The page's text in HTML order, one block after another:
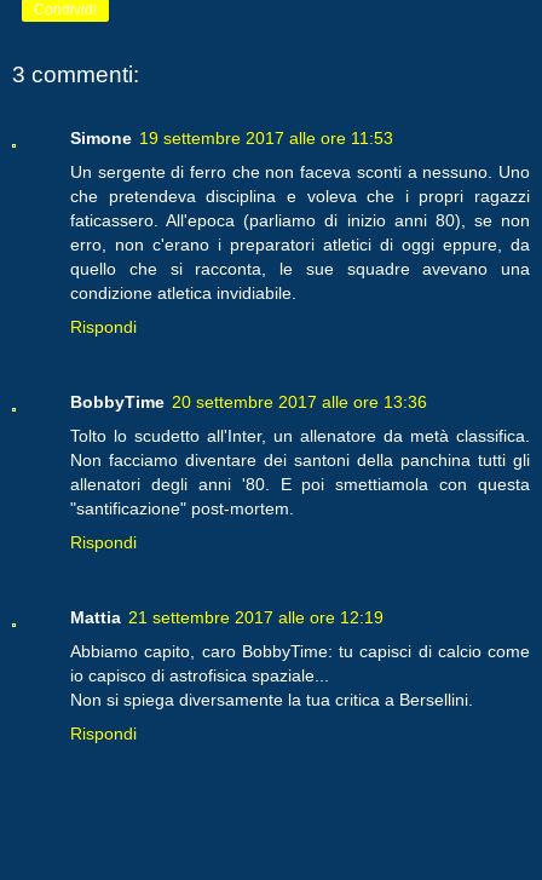
Condividi
3 commenti:
Simone 19 settembre 2017 alle ore 11:53
Un sergente di ferro che non faceva sconti a nessuno. Uno
che pretendeva disciplina e voleva che i propri ragazzi
faticassero. All'epoca (parliamo di inizio anni 80), se non
erro, non c'erano i preparatori atletici di oggi eppure, da
quello che si racconta, le sue squadre avevano una
condizione atletica invidiabile.
Rispondi
BobbyTime 20 settembre 2017 alle ore 13:36
Tolto lo scudetto all'Inter, un allenatore da metà classifica.
Non facciamo diventare dei santoni della panchina tutti gli
allenatori degli anni '80. E poi smettiamola con questa
"santificazione" post-mortem.
Rispondi
Mattia 21 settembre 2017 alle ore 12:19
Abbiamo capito, caro BobbyTime: tu capisci di calcio come
io capisco di astrofisica spaziale...
Non si spiega diversamente la tua critica a Bersellini.
Rispondi